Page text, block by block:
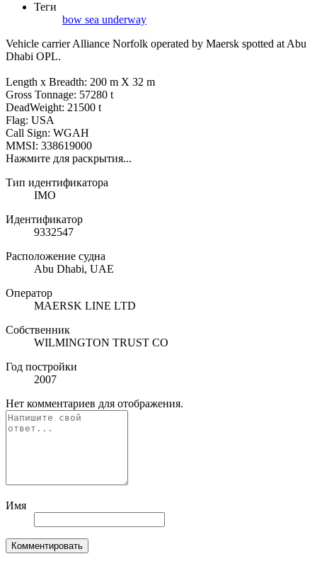
Теги
bow sea underway
Vehicle carrier Alliance Norfolk operated by Maersk spotted at Abu
Dhabi OPL.
Length x Breadth: 200 m X 32 m
Gross Tonnage: 57280 t
DeadWeight: 21500 t
Flag: USA
Call Sign: WGAH
MMSI: 338619000
Нажмите для раскрытия...
Тип идентификатора
IMO
Идентификатор
9332547
Расположение судна
Abu Dhabi, UAE
Оператор
MAERSK LINE LTD
Собственник
WILMINGTON TRUST CO
Год постройки
2007
Нет комментариев для отображения.
Имя
Комментировать